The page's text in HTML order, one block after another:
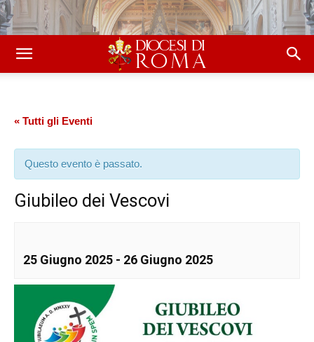
« Tutti gli Eventi
Questo evento è passato.
Giubileo dei Vescovi
25 Giugno 2025 - 26 Giugno 2025